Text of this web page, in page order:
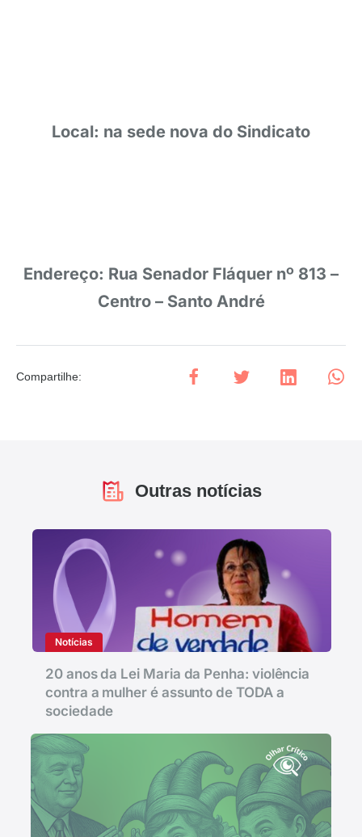
Local: na sede nova do Sindicato
Endereço: Rua Senador Fláquer nº 813 –
Centro – Santo André
Compartilhe:
Outras notícias
Notícias
20 anos da Lei Maria da Penha: violência
contra a mulher é assunto de TODA a
sociedade